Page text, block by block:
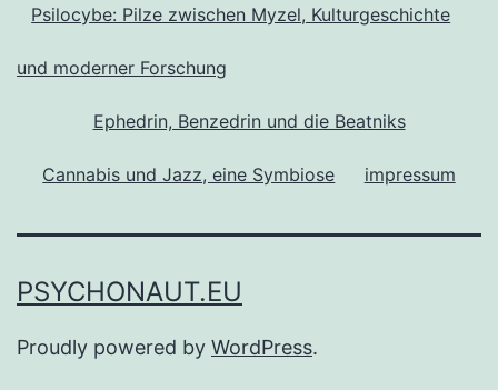
Psilocybe: Pilze zwischen Myzel, Kulturgeschichte
und moderner Forschung
Ephedrin, Benzedrin und die Beatniks
Cannabis und Jazz, eine Symbiose impressum
PSYCHONAUT.EU
Proudly powered by WordPress.